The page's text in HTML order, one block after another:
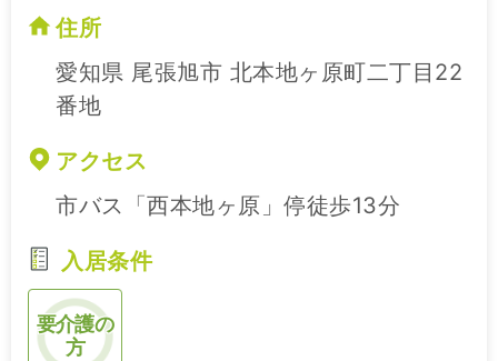
住所
愛知県 尾張旭市 北本地ヶ原町二丁目22
番地
アクセス
市バス「西本地ヶ原」停徒歩13分
入居条件
要介護の
方